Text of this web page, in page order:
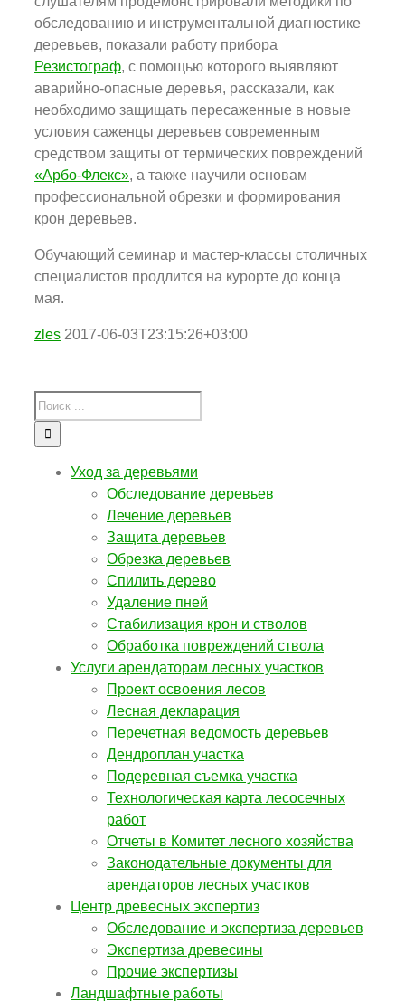
обследованию и инструментальной диагностике
деревьев, показали работу прибора
Резистограф, с помощью которого выявляют
аварийно-опасные деревья, рассказали, как
необходимо защищать пересаженные в новые
условия саженцы деревьев современным
средством защиты от термических повреждений
«Арбо-Флекс», а также научили основам
профессиональной обрезки и формирования
крон деревьев.
Обучающий семинар и мастер-классы столичных
специалистов продлится на курорте до конца
мая.
zles 2017-06-03T23:15:26+03:00
Уход за деревьями
Обследование деревьев
Лечение деревьев
Защита деревьев
Обрезка деревьев
Спилить дерево
Удаление пней
Стабилизация крон и стволов
Обработка повреждений ствола
Услуги арендаторам лесных участков
Проект освоения лесов
Лесная декларация
Перечетная ведомость деревьев
Дендроплан участка
Подеревная съемка участка
Технологическая карта лесосечных
работ
Отчеты в Комитет лесного хозяйства
Законодательные документы для
арендаторов лесных участков
Центр древесных экспертиз
Обследование и экспертиза деревьев
Экспертиза древесины
Прочие экспертизы
Ландшафтные работы